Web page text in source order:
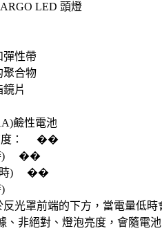
ARGO LED 頭燈
彈性帶
聚合物
片
鹼性電池
度： ��
時) ��
時) ��
光罩前端的下方，當電量低時
、非絕對、燈泡亮度，會隨電